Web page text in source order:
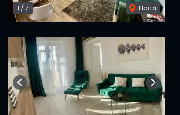
1 /7 Harta
Previous Next